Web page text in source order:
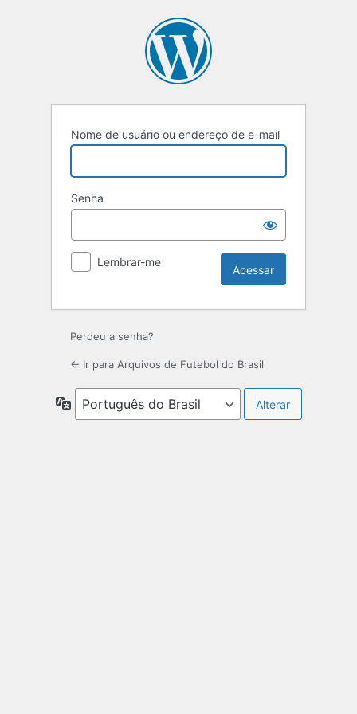
Nome de usuário ou endereço de e-mail
Senha
Lembrar-me
Perdeu a senha?
← Ir para Arquivos de Futebol do Brasil
Idioma